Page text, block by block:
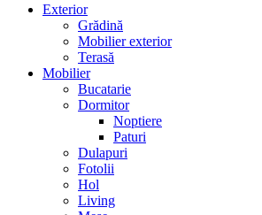
Exterior
Grădină
Mobilier exterior
Terasă
Mobilier
Bucatarie
Dormitor
Noptiere
Paturi
Dulapuri
Fotolii
Hol
Living